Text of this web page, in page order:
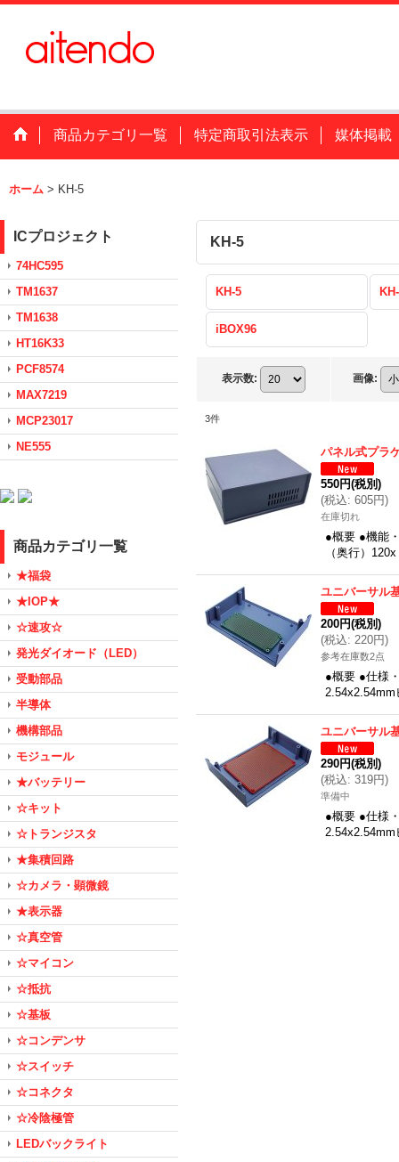
商品カテゴリ一覧 特定商取引法表示 媒体掲載
ホーム > KH-5
ICプロジェクト
74HC595
TM1637
TM1638
HT16K33
PCF8574
MAX7219
MCP23017
NE555
商品カテゴリ一覧
★福袋
★IOP★
☆速攻☆
発光ダイオード（LED）
受動部品
半導体
機構部品
モジュール
★バッテリー
☆キット
☆トランジスタ
★集積回路
☆カメラ・顕微鏡
★表示器
☆真空管
☆マイコン
☆抵抗
☆基板
☆コンデンサ
☆スイッチ
☆コネクタ
☆冷陰極管
LEDバックライト
KH-5
KH-5
iBOX96
表示数: 画像:
3件
パネル式プラ
550円(税別)
(税込: 605円)
在庫切れ
●概要 ●機能
（奥行）
ユニバーサル
200円(税別)
(税込: 220円)
参考在庫数2点
●概要 ●仕様
ユニバーサル
290円(税別)
(税込: 319円)
準備中
●概要 ●仕様